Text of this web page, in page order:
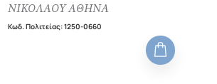
ΝΙΚΟΛΑΟΥ ΑΘΗΝΑ
Κωδ. Πολιτείας:1250-0660